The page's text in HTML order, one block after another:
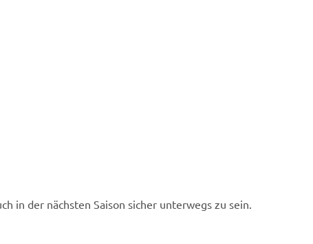
in der nächsten Saison sicher unterwegs zu sein.